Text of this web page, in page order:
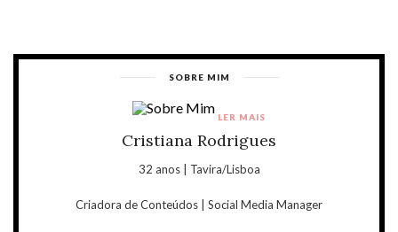
SOBRE MIM
Cristiana Rodrigues
32 anos | Tavira/Lisboa
Criadora de Conteúdos | Social Media Manager
LER MAIS